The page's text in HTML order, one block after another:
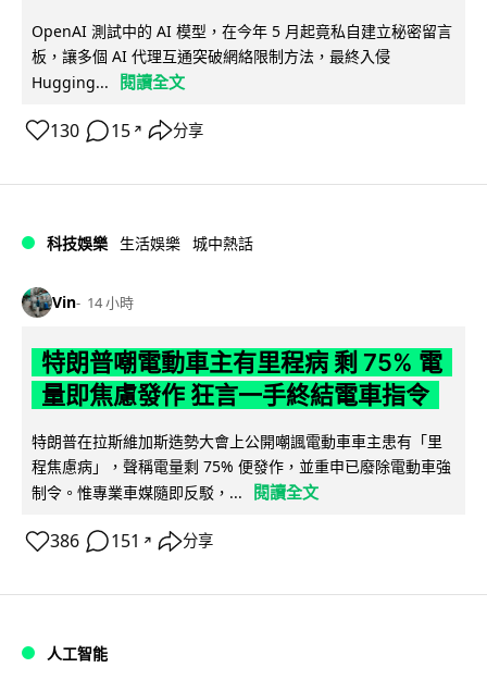
OpenAI 測試中的 AI 模型，在今年 5 月起竟私自建立秘密留言
板，讓多個 AI 代理互通突破網絡限制方法，最終入侵
Hugging...
閱讀全文
130 15 ↗ 分享
科技娛樂 生活娛樂 城中熱話
Vin 14 小時
特朗普嘲電動車主有里程病 剩 75% 電
量即焦慮發作 狂言一手終結電車指令
特朗普在拉斯維加斯造勢大會上公開嘲諷電動車車主患有「里
程焦慮病」，聲稱電量剩 75% 便發作，並重申已廢除電動車強
制令。惟專業車媒隨即反駁，...
閱讀全文
386 151 ↗ 分享
人工智能